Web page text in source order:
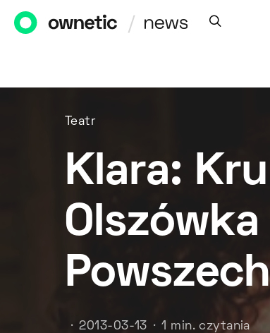
Teatr
Klara:
2013-03-13 1 min. czytania